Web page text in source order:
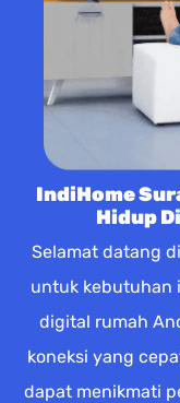
IndiHome
Hidup
Selamat datang
untuk kebutuhan
digital rumah
koneksi yang
dapat menikmati